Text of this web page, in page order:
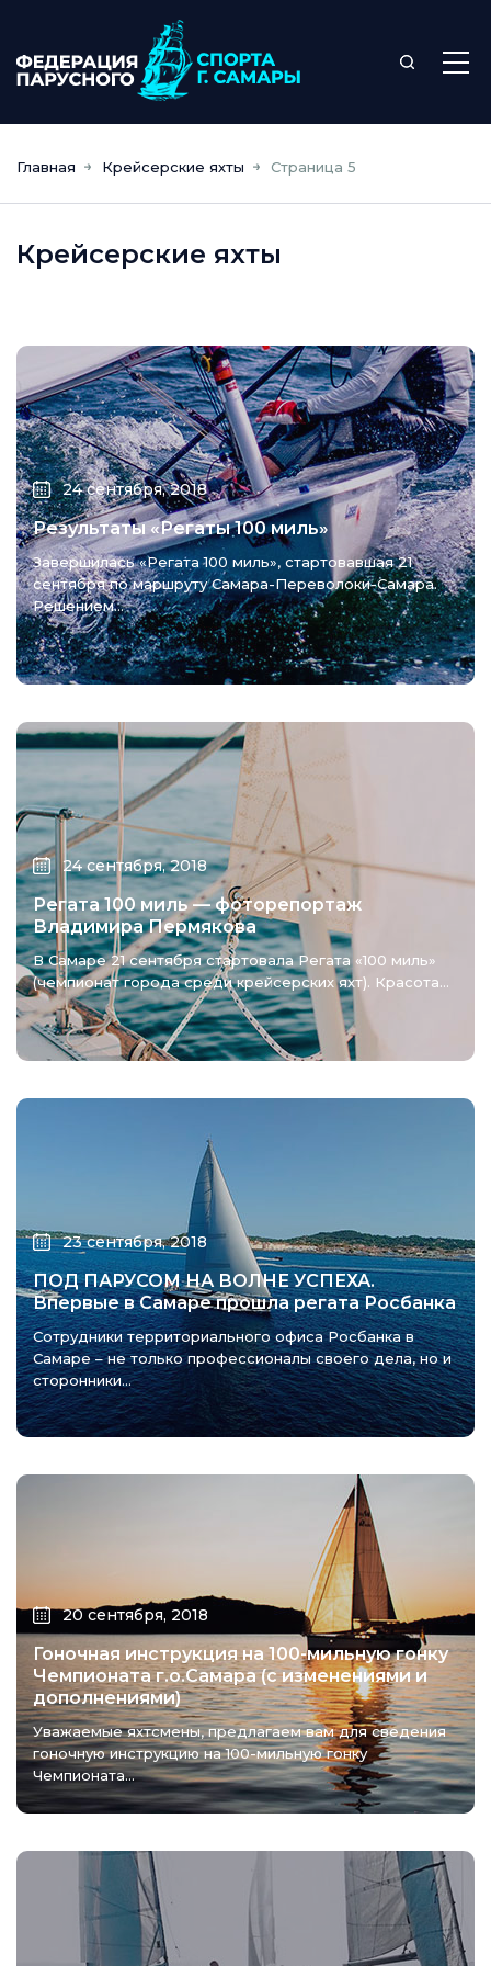
Главная Крейсерские яхты Страница 5
Крейсерские яхты
24 сентября, 2018
Результаты «Регаты 100 миль»
Завершилась «Регата 100 миль», стартовавшая 21
сентября по маршруту Самара-Переволоки-Самара.
Решением...
24 сентября, 2018
Регата 100 миль — фоторепортаж
Владимира Пермякова
В Самаре 21 сентября стартовала Регата «100 миль»
(чемпионат города среди крейсерских яхт). Красота...
23 сентября, 2018
ПОД ПАРУСОМ НА ВОЛНЕ УСПЕХА.
Впервые в Самаре прошла регата Росбанка
Сотрудники территориального офиса Росбанка в
Самаре – не только профессионалы своего дела, но и
сторонники...
20 сентября, 2018
Гоночная инструкция на 100-мильную гонку
Чемпионата г.о.Самара (с изменениями и
дополнениями)
Уважаемые яхтсмены, предлагаем вам для сведения
гоночную инструкцию на 100-мильную гонку
Чемпионата...